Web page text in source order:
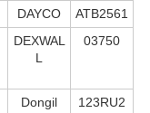
DAYCO
ATB2561
DEXWAL
L
03750
Dongil
123RU2